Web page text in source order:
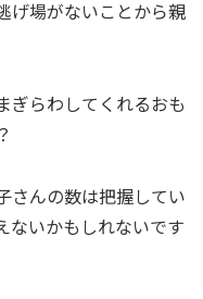
げ場がないことから親
ぎらわしてくれるおも
さんの数は把握してい
ないかもしれないです